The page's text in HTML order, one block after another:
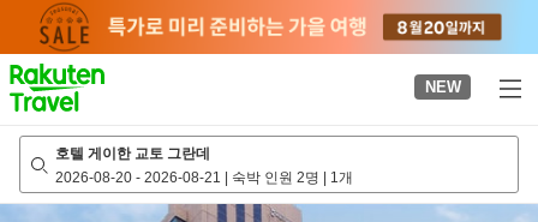
page
NEW
호텔 게이한 교토 그란데
2026-08-20 - 2026-08-21 | 숙박 인원 2명 | 1개